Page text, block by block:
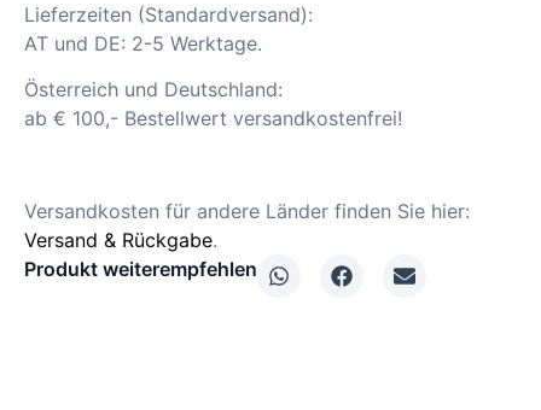
Lieferzeiten (Standardversand):
AT und DE: 2-5 Werktage.
Österreich und Deutschland:
ab € 100,- Bestellwert versandkostenfrei!
Versandkosten für andere Länder finden Sie hier:
Versand & Rückgabe.
Produkt weiterempfehlen